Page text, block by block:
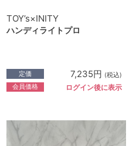
TOY’s×INITY
ハンディライトプロ
定価 7,235円 (税込)
会員価格 ログイン後に表示